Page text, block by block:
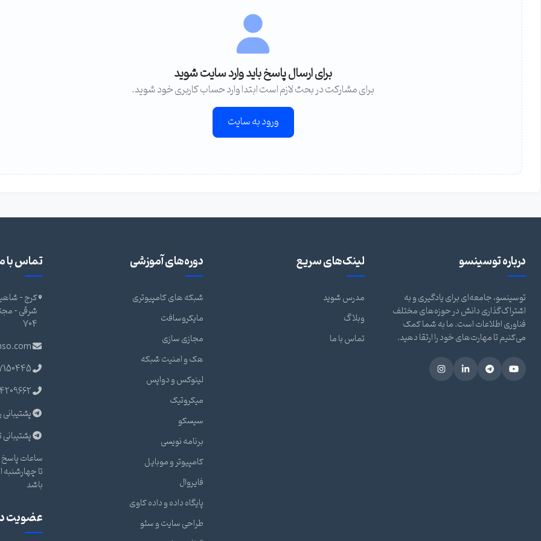
برای ارسال پاسخ باید وارد سایت شوید
برای مشارکت در بحث لازم است ابتدا وارد حساب کاربری خود شوید.
ورود به سایت
درباره توسینسو
توسینسو، جامعه‌ای برای یادگیری و به
اشتراک‌گذاری دانش در حوزه‌های مختلف
فناوری اطلاعات است. ما به شما کمک
می‌کنیم تا مهارت‌های خود را ارتقا دهید.
لینک‌های سریع
مدرس شوید
وبلاگ
تماس با ما
دوره‌های آموزشی
شبکه های کامپیوتری
مایکروسافت
مجازی سازی
هک و امنیت شبکه
لینوکس و دواپس
میکروتیک
سیسکو
برنامه نویسی
کامپیوتر و موبایل
فایروال
پایگاه داده و داده کاوی
طراحی سایت و سئو
تماس با
کرج -
704
پشتیبانی
پشتیبانی
ساعات پاسخ
باشد
عضویت